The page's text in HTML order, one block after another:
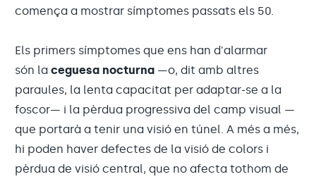
comença a mostrar símptomes passats els 50.
Els primers símptomes que ens han d'alarmar
són la ceguesa nocturna —o, dit amb altres
paraules, la lenta capacitat per adaptar-se a la
foscor— i la pèrdua progressiva del camp visual —
que portarà a tenir una visió en túnel. A més a més,
hi poden haver defectes de la visió de colors i
pèrdua de visió central, que no afecta tothom de